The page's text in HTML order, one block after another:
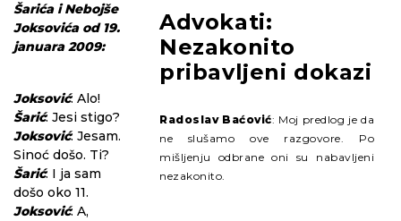
Advokati:
Nezakonito
pribavljeni dokazi
Radoslav Baćović: Moj predlog je da
ne slušamo ove razgovore. Po
mišljenju odbrane oni su nabavljeni
nezakonito.
Šarića i Nebojše
Joksovića od 19.
januara 2009:
Joksović: Alo!
Šarić: Jesi stigo?
Joksović: Jesam.
Sinoć došo. Ti?
Šarić: I ja sam
došo oko 11.
Joksović: A,